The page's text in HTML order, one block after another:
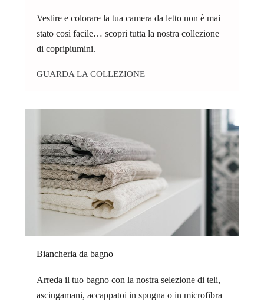
Vestire e colorare la tua camera da letto non è mai
stato così facile… scopri tutta la nostra collezione
di copripiumini.
GUARDA LA COLLEZIONE
Biancheria da bagno
Arreda il tuo bagno con la nostra selezione di teli,
asciugamani, accappatoi in spugna o in microfibra